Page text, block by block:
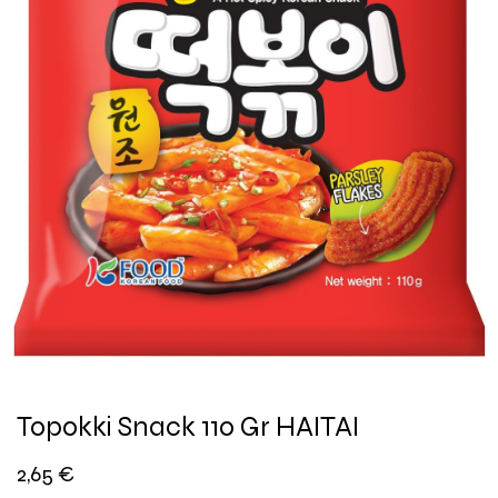
Topokki Snack 110 Gr HAITAI
2,65 €